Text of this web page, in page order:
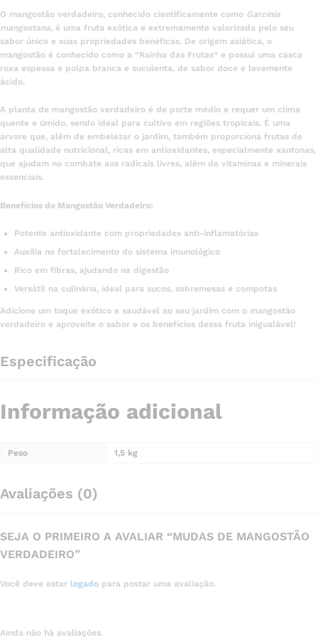
O mangostão verdadeiro, conhecido cientificamente como Garcinia
mangostana, é uma fruta exótica e extremamente valorizada pelo seu
sabor único e suas propriedades benéficas. De origem asiática, o
mangostão é conhecido como a “Rainha das Frutas” e possui uma casca
roxa espessa e polpa branca e suculenta, de sabor doce e levemente
ácido.
A planta de mangostão verdadeiro é de porte médio e requer um clima
quente e úmido, sendo ideal para cultivo em regiões tropicais. É uma
árvore que, além de embelezar o jardim, também proporciona frutas de
alta qualidade nutricional, ricas em antioxidantes, especialmente xantonas,
que ajudam no combate aos radicais livres, além de vitaminas e minerais
essenciais.
Benefícios do Mangostão Verdadeiro:
Potente antioxidante com propriedades anti-inflamatórias
Auxilia no fortalecimento do sistema imunológico
Rico em fibras, ajudando na digestão
Versátil na culinária, ideal para sucos, sobremesas e compotas
Adicione um toque exótico e saudável ao seu jardim com o mangostão
verdadeiro e aproveite o sabor e os benefícios dessa fruta inigualável!
Especificação
Informação adicional
Peso 1,5 kg
Avaliações (0)
SEJA O PRIMEIRO A AVALIAR “MUDAS DE MANGOSTÃO
VERDADEIRO”
Você deve estar logado para postar uma avaliação.
Ainda não há avaliações.